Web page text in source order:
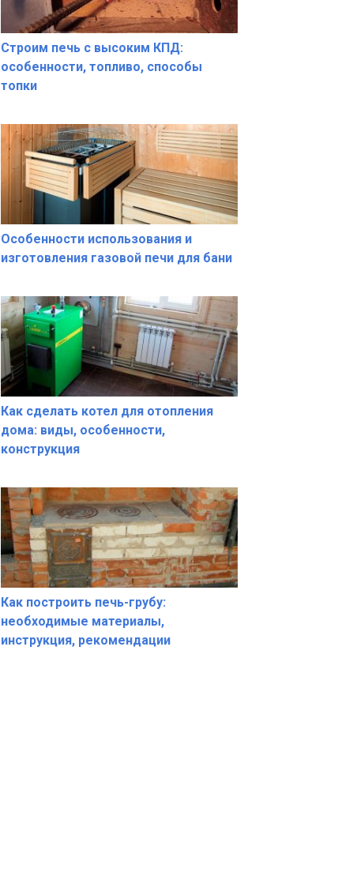
Строим печь с высоким КПД:
особенности, топливо, способы
топки
Особенности использования и
изготовления газовой печи для бани
Как сделать котел для отопления
дома: виды, особенности,
конструкция
Как построить печь-грубу:
необходимые материалы,
инструкция, рекомендации